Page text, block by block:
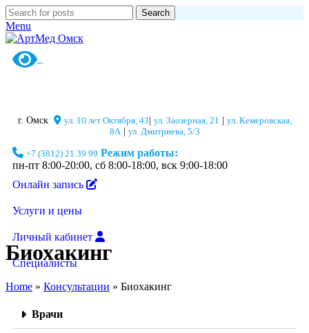
Search
Menu
г. Омск ул. 10 лет Октября, 43 ул. Заозерная, 21
ул. Кемеровская,
8А| ул. Дмитриева, 5/3
+7 (3812) 21 39 99 Режим работы:
пн-пт 8:00-20:00, сб 8:00-18:00, вск 9:00-18:00
Онлайн запись
Услуги и цены
Личный кабинет
Специалисты
Биохакинг
Home » Консультации » Биохакинг
Врачи